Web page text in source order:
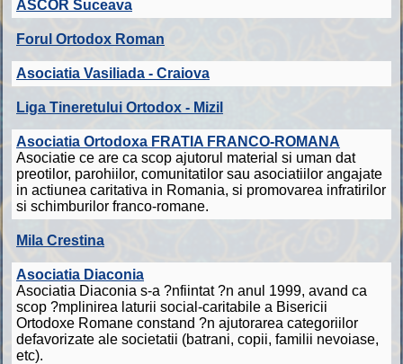
ASCOR Suceava
Forul Ortodox Roman
Asociatia Vasiliada - Craiova
Liga Tineretului Ortodox - Mizil
Asociatia Ortodoxa FRATIA FRANCO-ROMANA
Asociatie ce are ca scop ajutorul material si uman dat
preotilor, parohiilor, comunitatilor sau asociatiilor angajate
in actiunea caritativa in Romania, si promovarea infratirilor
si schimburilor franco-romane.
Mila Crestina
Asociatia Diaconia
Asociatia Diaconia s-a ?nfiintat ?n anul 1999, avand ca
scop ?mplinirea laturii social-caritabile a Bisericii
Ortodoxe Romane constand ?n ajutorarea categoriilor
defavorizate ale societatii (batrani, copii, familii nevoiase,
etc).